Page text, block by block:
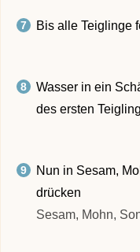
Bis alle Teiglinge
Wasser in ein
des ersten
Nun in Sesam,
drücken
Sesam, Mohn,